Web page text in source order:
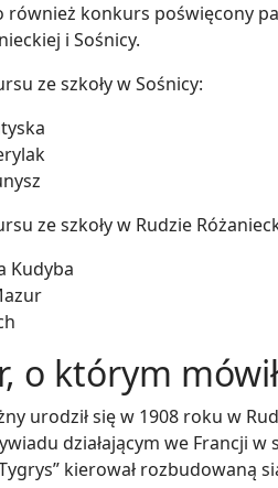
również konkurs poświęcony
i Sośnicy.
ze szkoły w Sośnicy:
ze szkoły w Rudzie
Kudyba
o którym
urodził się w 1908 roku w
działającym we Francji
kierował rozbudowaną